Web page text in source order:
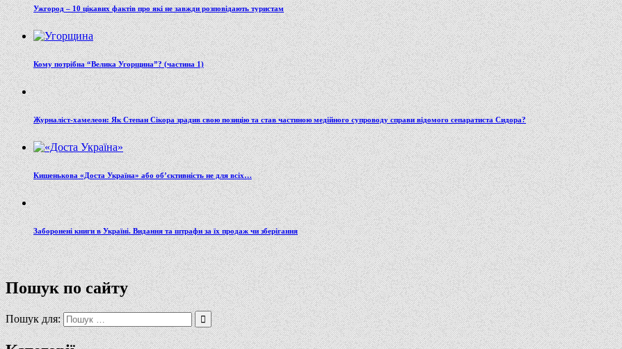
Ужгород – 10 цікавих фактів про які не завжди розповідають туристам
Кому потрібна “Велика Угорщина”? (частина 1)
Журналіст-хамелеон: Як Степан Сікора зрадив свою позицію та став частиною медійного супроводу справи відомого сепаратиста Сидора?
Кишенькова «Доста Україна» або об’єктивність не для всіх…
Заборонені книги в Україні. Видання та штрафи за їх продаж чи зберігання
Пошук по сайту
Пошук для: